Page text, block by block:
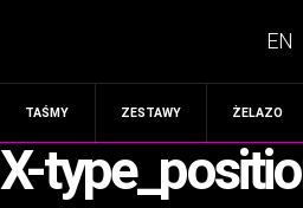
EN
TAŚMY ZESTAWY ŻELAZO
X-